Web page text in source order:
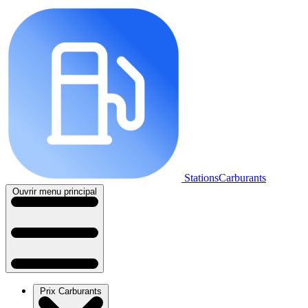
StationsCarburants
Ouvrir menu principal
Prix Carburants